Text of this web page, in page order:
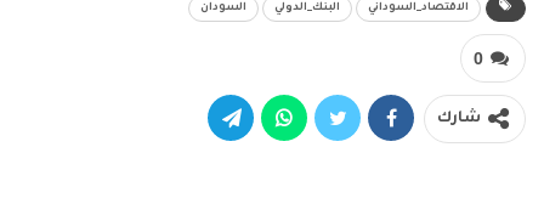
الاقتصاد_السوداني البنك_الدولي السودان
0
شارك